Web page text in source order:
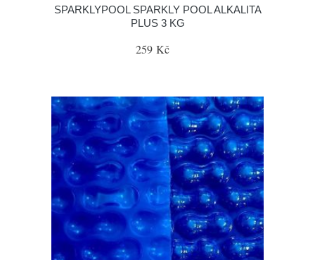
SPARKLYPOOL SPARKLY POOL ALKALITA
PLUS 3 KG
259 Kč